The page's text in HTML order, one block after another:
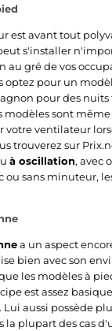
est avant tout
s'installer
au gré de vos
optez pour un
pour des nuits
sont même
votre ventilateur
trouverez sur
à oscillation, avec
ou sans minuteur,
a un aspect
bien avec son
les modèles à
est assez
aussi possède
la plupart des cas